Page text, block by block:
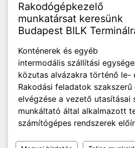
Rakodógépkezelő
munkatársat keresünk
Budapest BILK
Konténerek és egyéb
intermodális szállítási
közutas alvázakra történő le-
Rakodási feladatok szakszerű
elvégzése a vezető utasításai
munkáltató által alkalmazott
számítógépes rendszerek